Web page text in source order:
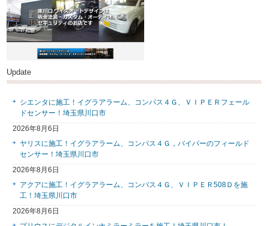
Update
シエンタに施工！イグラアラーム、コンパス４Ｇ、ＶＩＰＥＲフェール
ドセンサー！埼玉県川口市
2026年8月6日
ヤリスに施工！イグラアラーム、コンパス４Ｇ，バイパーのフィールド
センサー！埼玉県川口市
2026年8月6日
アクアに施工！イグラアラーム、コンパス４Ｇ、ＶＩＰＥＲ508Ｄを施
工！埼玉県川口市
2026年8月6日